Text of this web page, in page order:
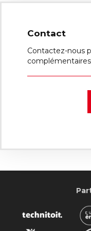
Contact
Contactez-nous